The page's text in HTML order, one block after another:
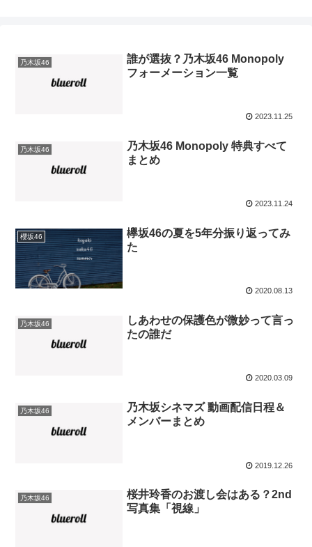
乃木坂46
誰が選抜？乃木坂46 Monopoly
フォーメーション一覧
2023.11.25
乃木坂46
乃木坂46 Monopoly 特典すべて
まとめ
2023.11.24
櫻坂46
欅坂46の夏を5年分振り返ってみ
た
2020.08.13
乃木坂46
しあわせの保護色が微妙って言っ
たの誰だ
2020.03.09
乃木坂46
乃木坂シネマズ 動画配信日程＆
メンバーまとめ
2019.12.26
乃木坂46
桜井玲香のお渡し会はある？2nd
写真集「視線」